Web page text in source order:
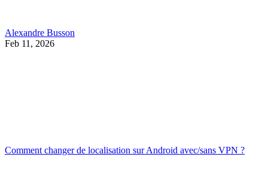
Alexandre Busson
Feb 11, 2026
Comment changer de localisation sur Android avec/sans VPN ?